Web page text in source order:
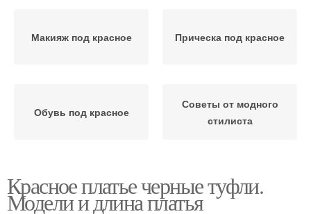
Макияж под красное Прическа под красное
Обувь под красное
Советы от модного
стилиста
Красное платье черные туфли.
Модели и длина платья